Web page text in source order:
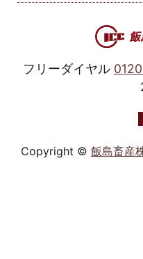
フリーダイヤル
Copyright © 飯島畜産